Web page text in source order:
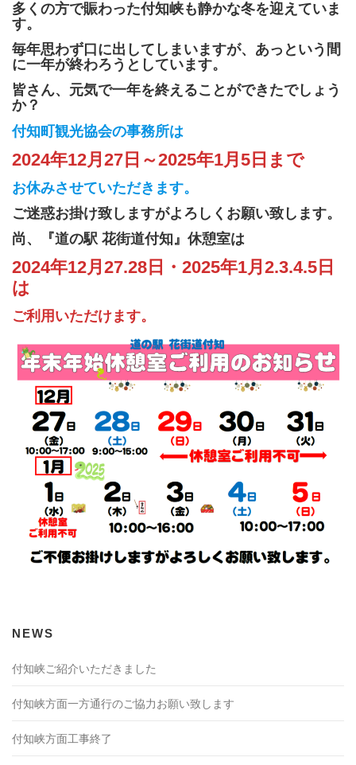
多くの方で賑わった付知峡も静かな冬を迎えていま
す。
毎年思わず口に出してしまいますが、 あっと いう間
に一年が終わろうとしています。
皆さん、元気で一年を終えることができたでしょう
か？
付知町観光協会の事務所は
2024年12月27日～2025年1月5日まで
お休みさせていただきます。
ご迷惑お掛け致しますがよろしくお願い致します。
尚、『道の駅 花街道付知』休憩室は
2024年12月27.28日・2025年1月2.3.4.5日
は
ご利用いただけます。
NEWS
付知峡ご紹介いただきました
付知峡方面一方通行のご協力お願い致します
付知峡方面工事終了